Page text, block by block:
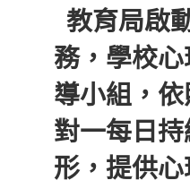
教育局啟
務，學校
導小組，
對一每日
形，提供